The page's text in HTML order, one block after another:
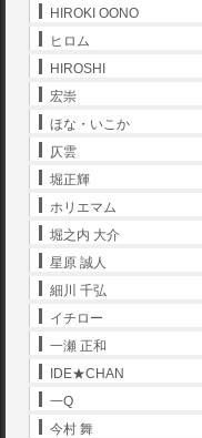
HIROKI OONO
ヒロム
HIROSHI
宏崇
ほな・いこか
仄雲
堀正輝
ホリエマム
堀之内 大介
星原 誠人
細川 千弘
イチロー
一瀬 正和
IDE★CHAN
一Q
今村 舞